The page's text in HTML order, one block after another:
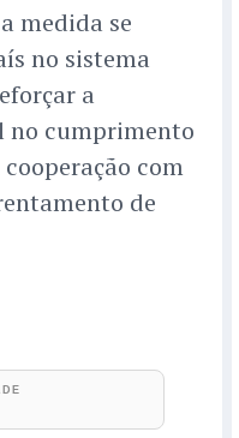
medida se
no sistema
a
no cumprimento
com
de